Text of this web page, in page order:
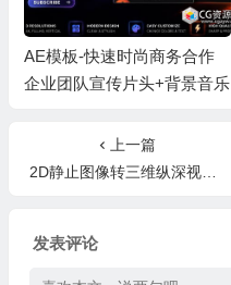
AE模板-快速时尚商务合作
企业团队宣传片头+背景音乐
上一篇
2D静止图像转三维纵深视差特效实例AE教程+英文字幕
发表评论